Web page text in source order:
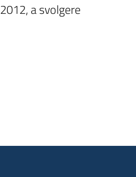
a svolgere